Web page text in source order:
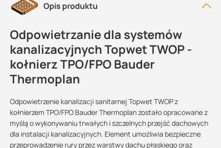
Opis produktu
Odpowietrzanie dla systemów
kanalizacyjnych Topwet TWOP -
kołnierz TPO/FPO Bauder
Thermoplan
Odpowietrzenie kanalizacji sanitarnej Topwet TWOP z
kołnierzem TPO/FPO Bauder Thermoplan zostało opracowane z
myślą o wykonywaniu trwałych i szczelnych przejść dachowych
dla instalacji kanalizacyjnych. Element umożliwia bezpieczne
przeprowadzenie rury przez warstwy dachu płaskiego oraz